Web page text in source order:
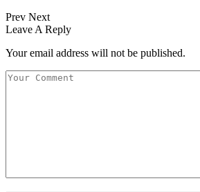
Prev Next
Leave A Reply
Your email address will not be published.